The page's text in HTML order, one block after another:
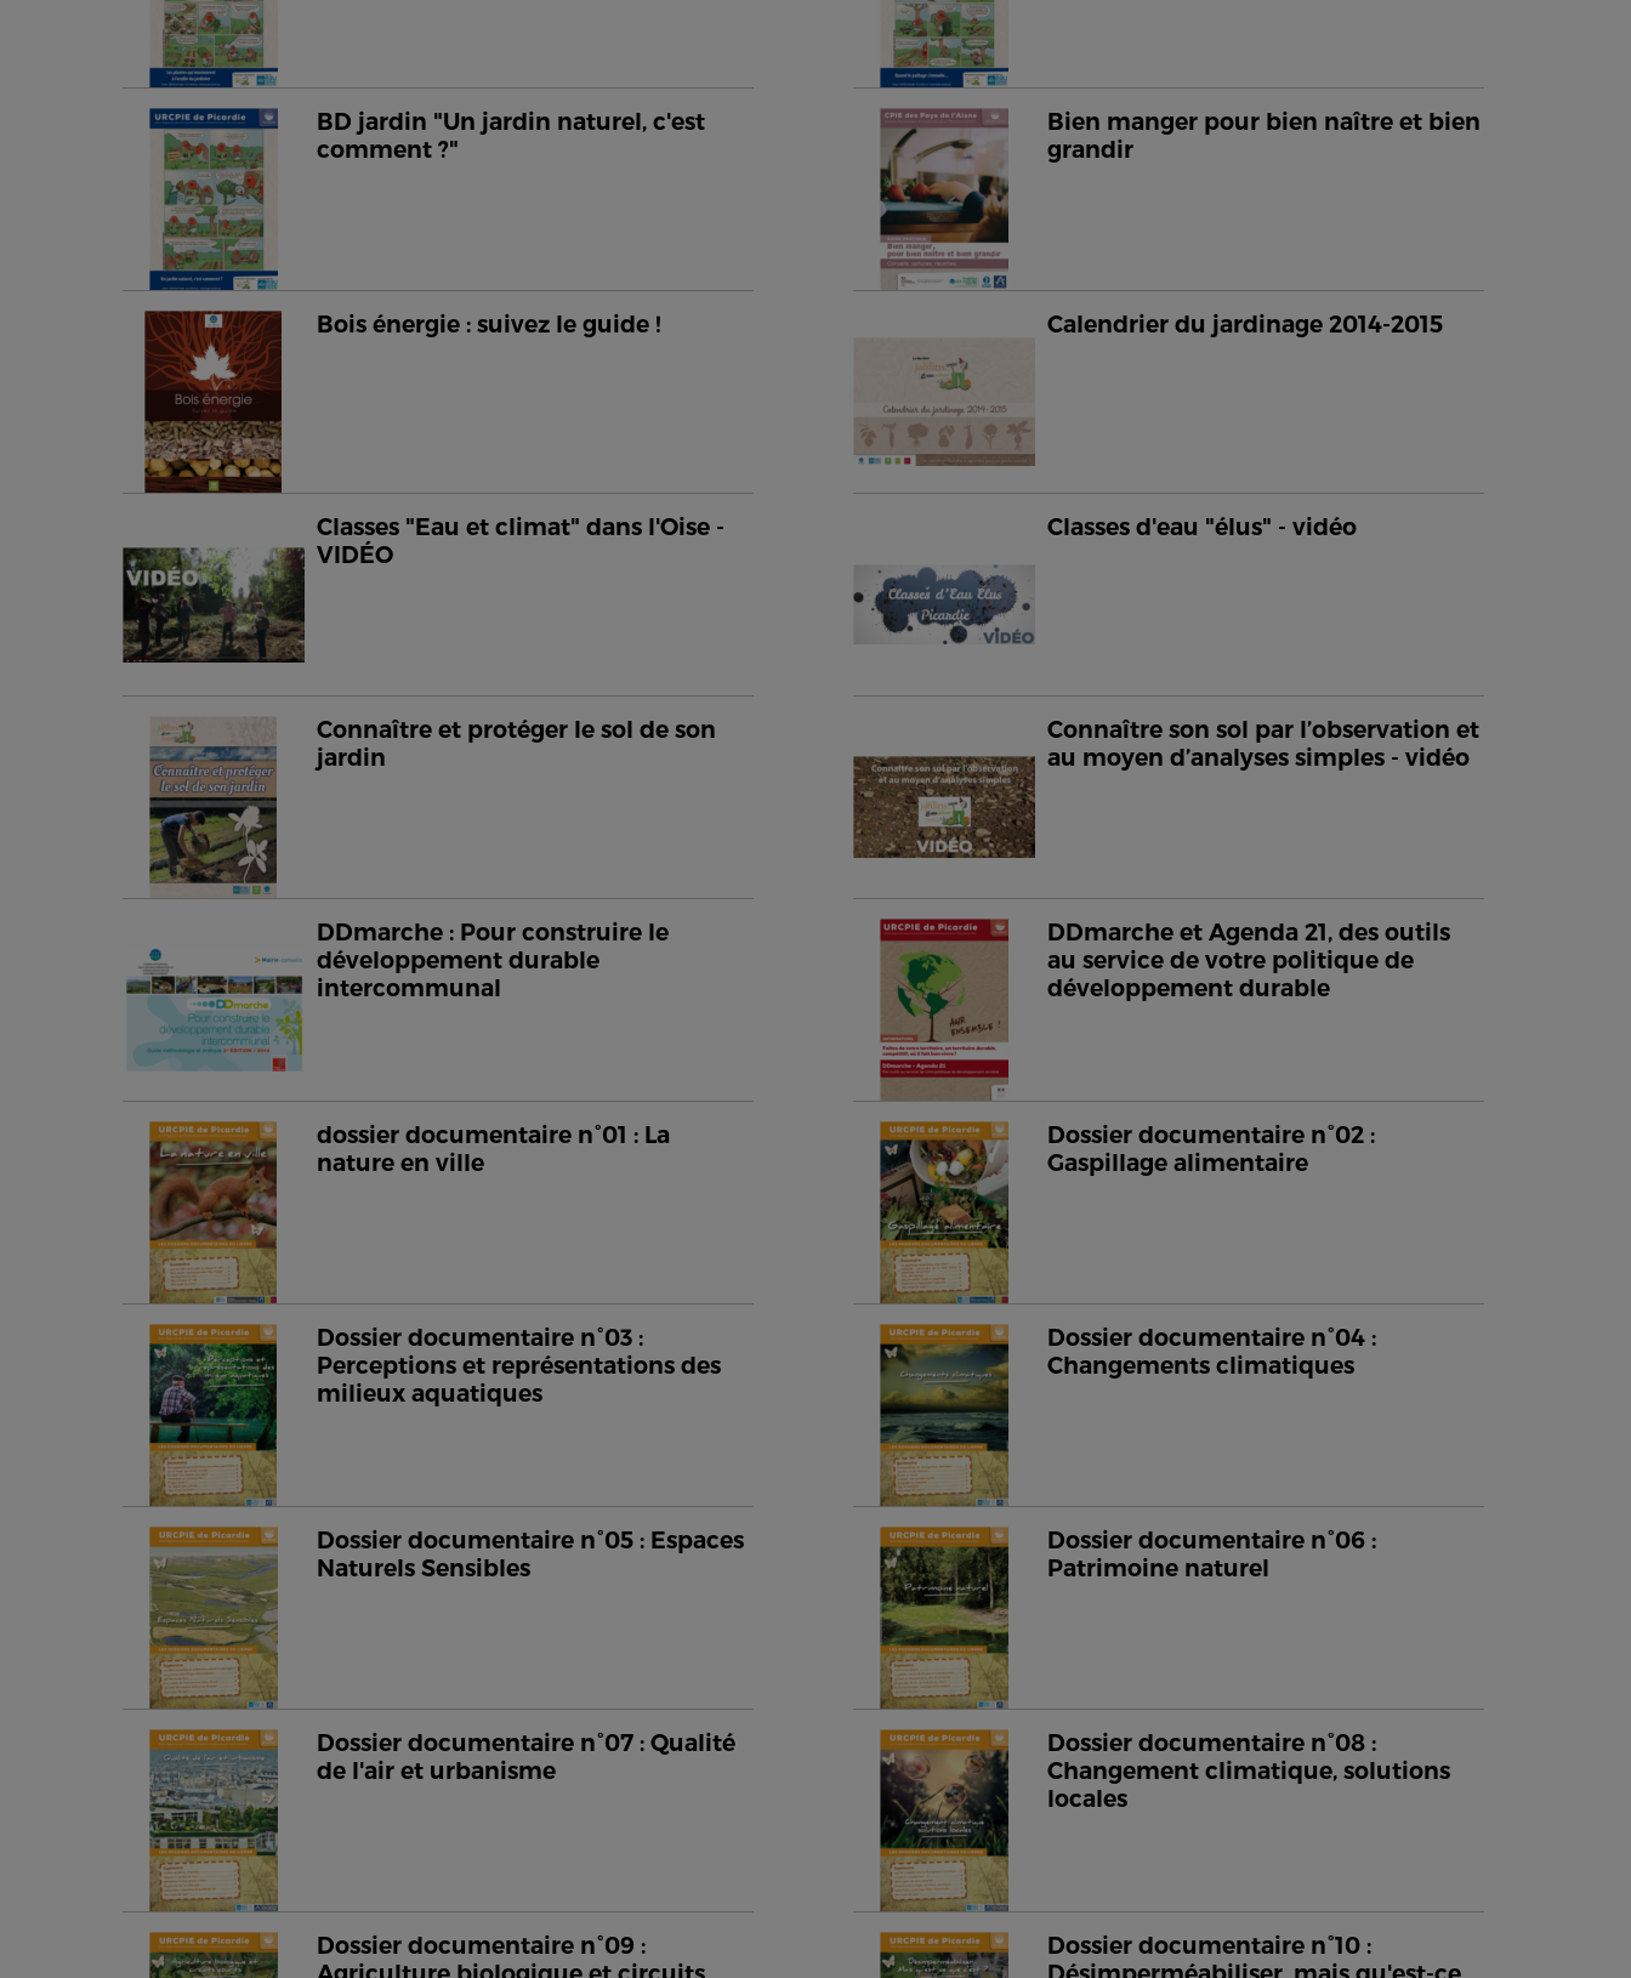
BD jardin "Un jardin naturel, c'est
comment ?"
Bien manger pour bien naître et bien
grandir
Bois énergie : suivez le guide ! Calendrier du jardinage 2014-2015
Classes "Eau et climat" dans l'Oise -
VIDÉO
Classes d'eau "élus" - vidéo
Connaître et protéger le sol de son
jardin
Connaître son sol par l’observation et
au moyen d’analyses simples - vidéo
DDmarche : Pour construire le
développement durable
intercommunal
DDmarche et Agenda 21, des outils
au service de votre politique de
développement durable
dossier documentaire n°01 : La
nature en ville
Dossier documentaire n°02 :
Gaspillage alimentaire
Dossier documentaire n°03 :
Perceptions et représentations des
milieux aquatiques
Dossier documentaire n°04 :
Changements climatiques
Dossier documentaire n°05 : Espaces
Naturels Sensibles
Dossier documentaire n°06 :
Patrimoine naturel
Dossier documentaire n°07 : Qualité
de l'air et urbanisme
Dossier documentaire n°08 :
Changement climatique, solutions
locales
Dossier documentaire n°09 :
Dossier documentaire n°10 :